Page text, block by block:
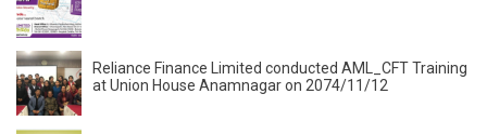
Reliance Finance Limited conducted AML_CFT Training
at Union House Anamnagar on 2074/11/12